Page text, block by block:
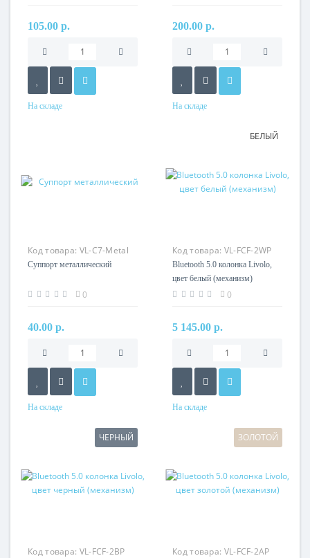
105.00 р.
На складе
200.00 р.
На складе
Код товара: VL-C7-Metal
Суппорт металлический
0
40.00 р.
На складе
БЕЛЫЙ
Код товара: VL-FCF-2WP
Bluetooth 5.0 колонка Livolo,
цвет белый (механизм)
0
5 145.00 р.
На складе
ЧЕРНЫЙ
Код товара: VL-FCF-2BP
ЗОЛОТОЙ
Код товара: VL-FCF-2AP